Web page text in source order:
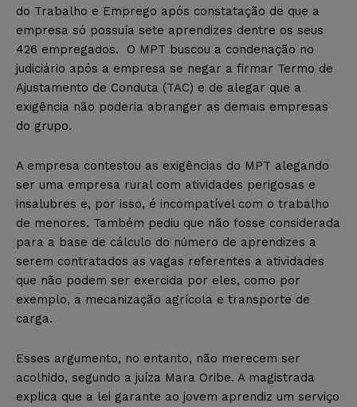
do Trabalho e Emprego após constatação de que a
empresa só possuía sete aprendizes dentre os seus
426 empregados. O MPT buscou a condenação no
judiciário após a empresa se negar a firmar Termo de
Ajustamento de Conduta (TAC) e de alegar que a
exigência não poderia abranger as demais empresas
do grupo.
A empresa contestou as exigências do MPT alegando
ser uma empresa rural com atividades perigosas e
insalubres e, por isso, é incompatível com o trabalho
de menores. Também pediu que não fosse considerada
para a base de cálculo do número de aprendizes a
serem contratados as vagas referentes a atividades
que não podem ser exercida por eles, como por
exemplo, a mecanização agrícola e transporte de
carga.
Esses argumento, no entanto, não merecem ser
acolhido, segundo a juíza Mara Oribe. A magistrada
explica que a lei garante ao jovem aprendiz um serviço